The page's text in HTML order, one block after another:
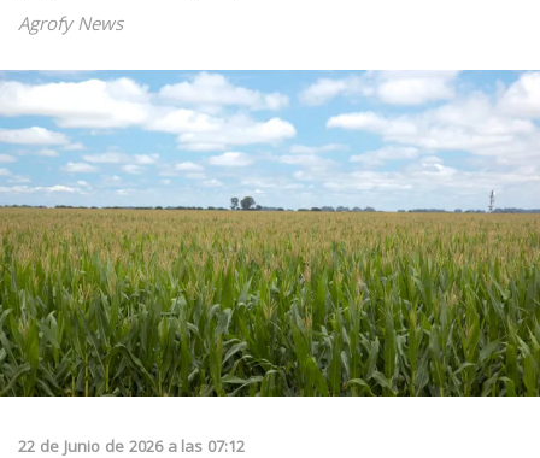
Agrofy News
22 de Junio de 2026 a las 07:12